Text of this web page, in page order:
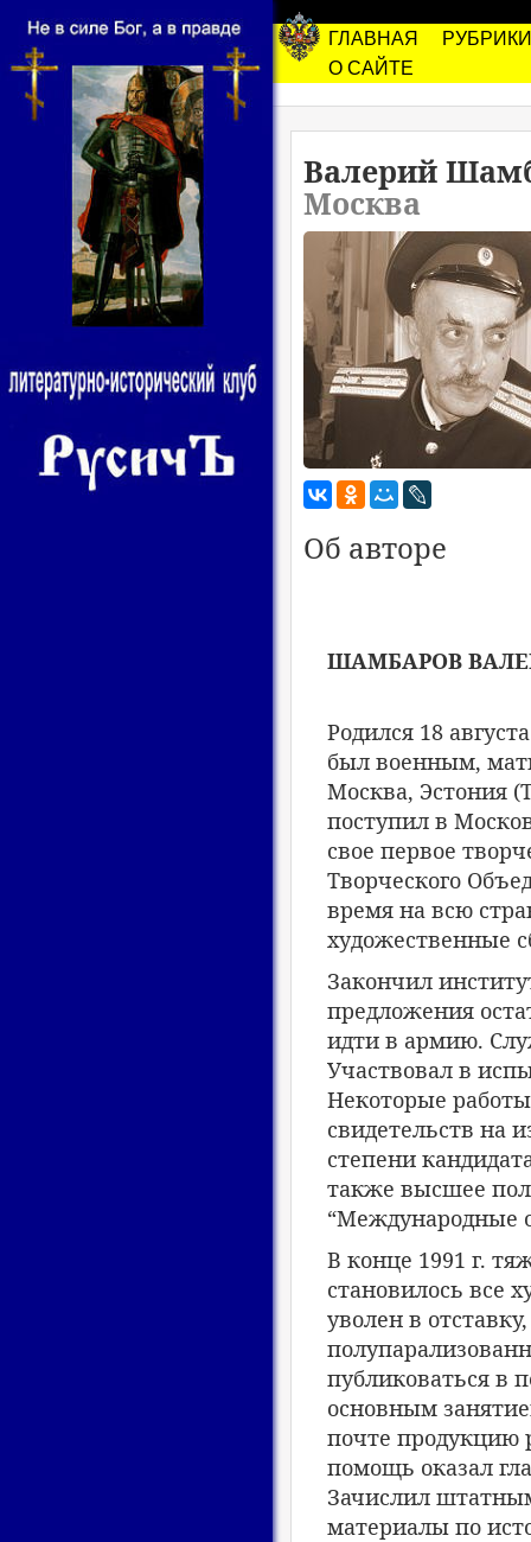
ГЛАВНАЯ
РУБРИКИ
О САЙТЕ
Валерий
Москва
Об авторе
ШАМБАРОВ
Родился 18
был военным,
Москва, Эстония
поступил в
свое первое
Творческого
время на всю
художественные
Закончил
предложения
идти в армию.
Участвовал в
Некоторые
свидетельств на
степени
также высшее
“Международные
В конце 1991 г.
становилось все
уволен в
публиковаться в
основным
почте продукцию
помощь оказал
Зачислил
материалы по